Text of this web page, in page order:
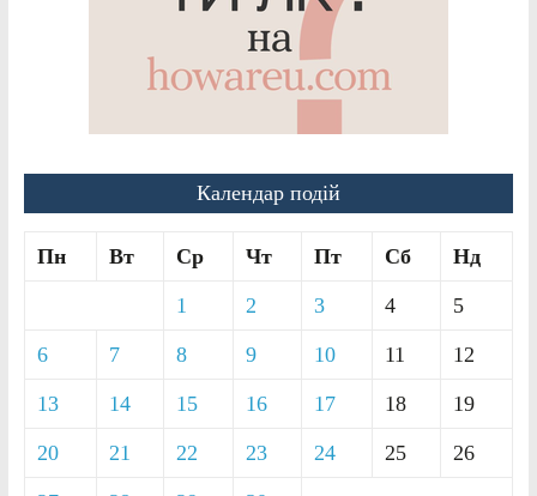
Календар подій
Пн Вт Ср Чт Пт Сб Нд
1 2 3 4 5
6 7 8 9 10 11 12
13 14 15 16 17 18 19
20 21 22 23 24 25 26